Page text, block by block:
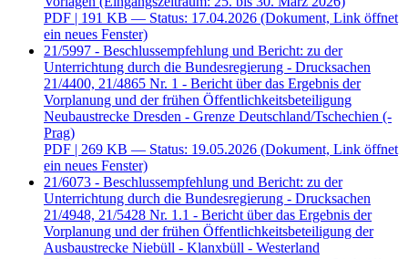
PDF | 191 KB — Status: 17.04.2026 (Dokument, Link öffnet
ein neues Fenster)
21/5997 - Beschlussempfehlung und Bericht: zu der
Unterrichtung durch die Bundesregierung - Drucksachen
21/4400, 21/4865 Nr. 1 - Bericht über das Ergebnis der
Vorplanung und der frühen Öffentlichkeitsbeteiligung
Neubaustrecke Dresden - Grenze Deutschland/Tschechien (-
Prag)
PDF | 269 KB — Status: 19.05.2026 (Dokument, Link öffnet
ein neues Fenster)
21/6073 - Beschlussempfehlung und Bericht: zu der
Unterrichtung durch die Bundesregierung - Drucksachen
21/4948, 21/5428 Nr. 1.1 - Bericht über das Ergebnis der
Vorplanung und der frühen Öffentlichkeitsbeteiligung der
Ausbaustrecke Niebüll - Klanxbüll - Westerland